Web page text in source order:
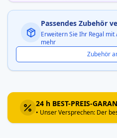
Passendes Zubehör
Erweitern Sie Ihr Regal
mehr
Zubehör
24 h BEST-PREIS-
• Unser Versprechen: Der